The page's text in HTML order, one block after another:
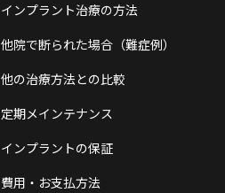
インプラント治療の方法
他院で断られた場合（難症例）
他の治療方法との比較
定期メインテナンス
インプラントの保証
費用・お支払方法